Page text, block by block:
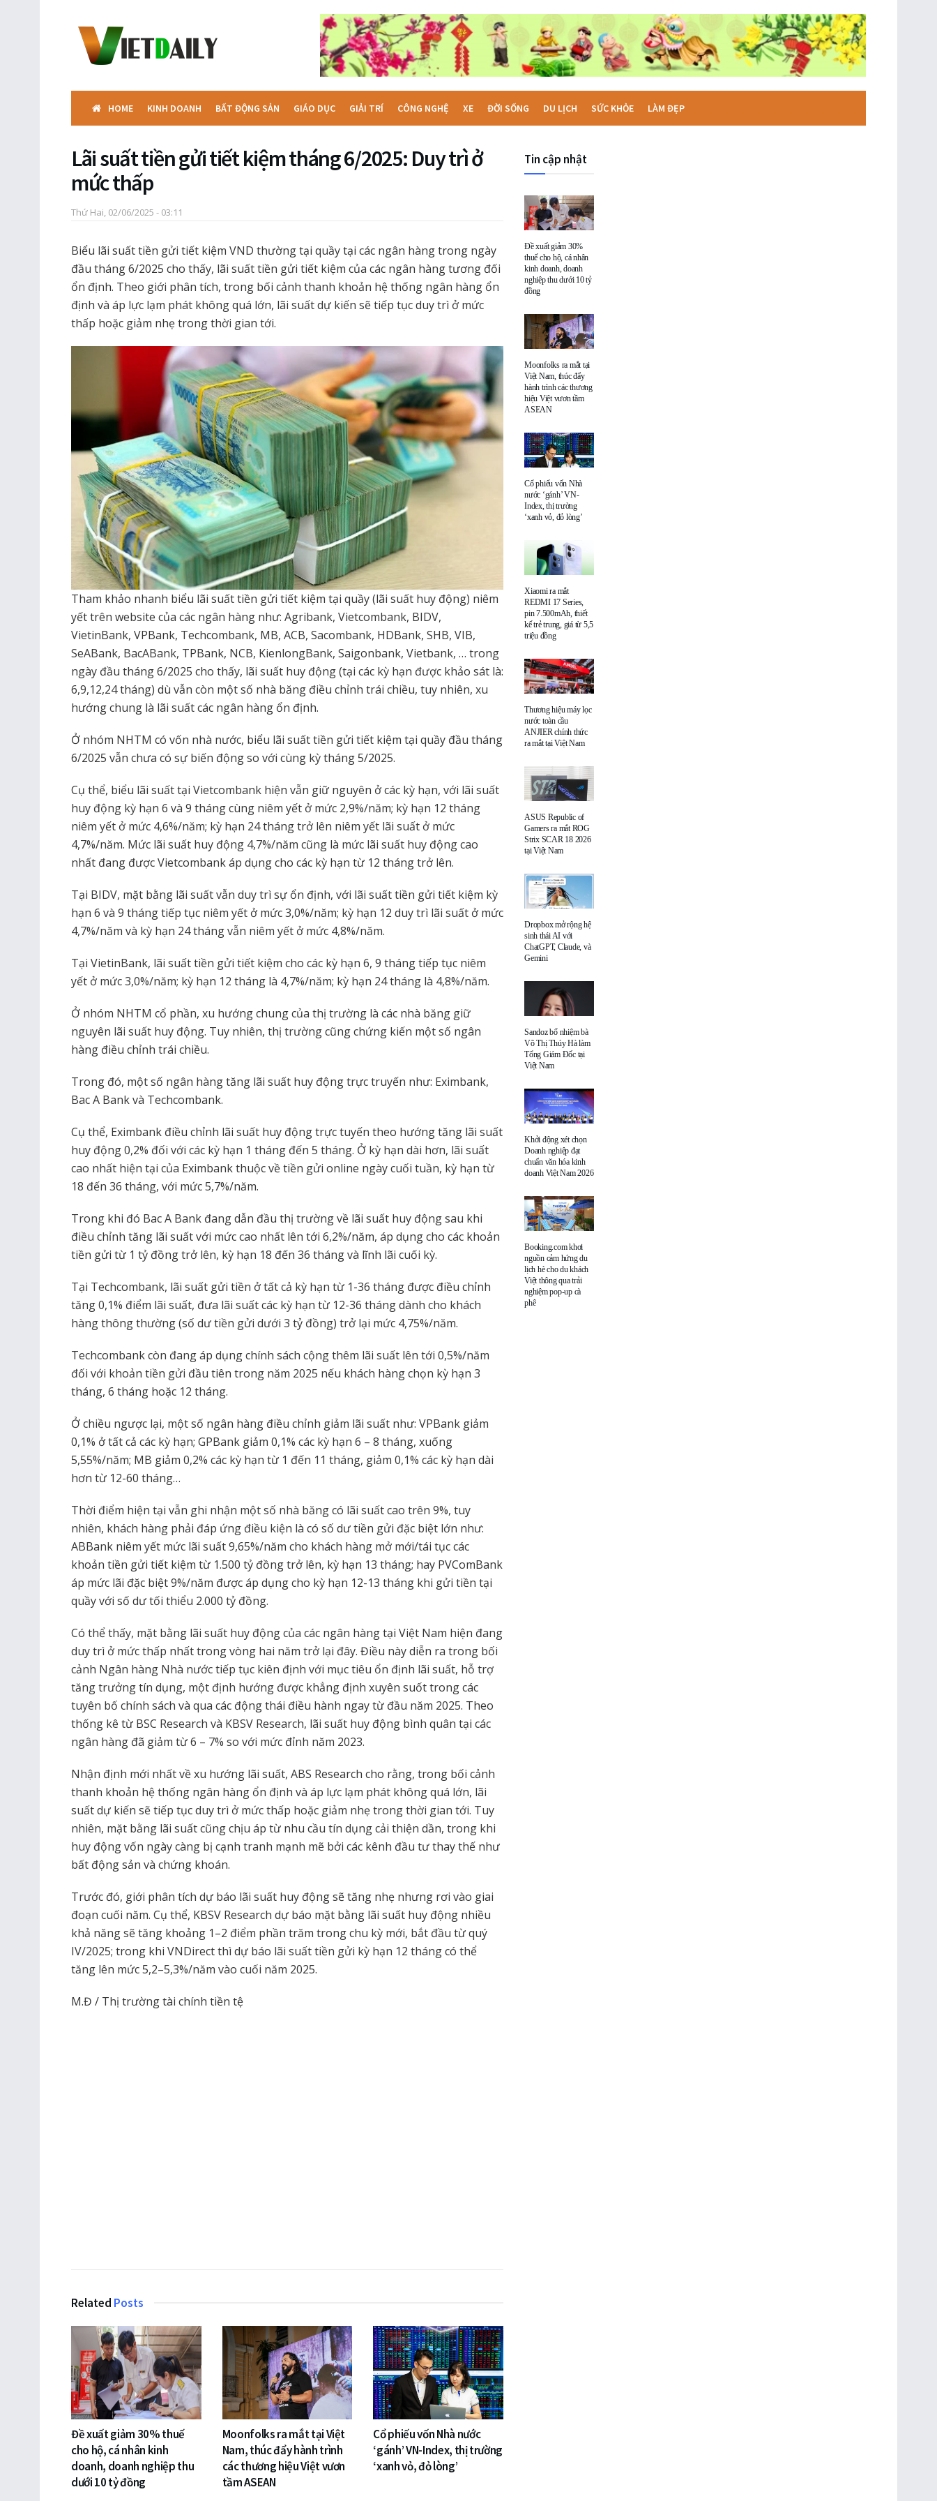
HOME KINH DOANH BẤT ĐỘNG SẢN GIÁO DỤC GIẢI TRÍ CÔNG NGHỆ XE ĐỜI SỐNG DU LỊCH SỨC KHỎE LÀM ĐẸP
Lãi suất tiền gửi tiết kiệm tháng 6/2025: Duy trì ở
mức thấp
Thứ Hai, 02/06/2025 - 03:11
Biểu lãi suất tiền gửi tiết kiệm VND thường tại quầy tại các ngân hàng trong ngày
đầu tháng 6/2025 cho thấy, lãi suất tiền gửi tiết kiệm của các ngân hàng tương đối
ổn định. Theo giới phân tích, trong bối cảnh thanh khoản hệ thống ngân hàng ổn
định và áp lực lạm phát không quá lớn, lãi suất dự kiến sẽ tiếp tục duy trì ở mức
thấp hoặc giảm nhẹ trong thời gian tới.
Tham khảo nhanh biểu lãi suất tiền gửi tiết kiệm tại quầy (lãi suất huy động) niêm
yết trên website của các ngân hàng như: Agribank, Vietcombank, BIDV,
VietinBank, VPBank, Techcombank, MB, ACB, Sacombank, HDBank, SHB, VIB,
SeABank, BacABank, TPBank, NCB, KienlongBank, Saigonbank, Vietbank, … trong
ngày đầu tháng 6/2025 cho thấy, lãi suất huy động (tại các kỳ hạn được khảo sát là:
6,9,12,24 tháng) dù vẫn còn một số nhà băng điều chỉnh trái chiều, tuy nhiên, xu
hướng chung là lãi suất các ngân hàng ổn định.
Ở nhóm NHTM có vốn nhà nước, biểu lãi suất tiền gửi tiết kiệm tại quầy đầu tháng
6/2025 vẫn chưa có sự biến động so với cùng kỳ tháng 5/2025.
Cụ thể, biểu lãi suất tại Vietcombank hiện vẫn giữ nguyên ở các kỳ hạn, với lãi suất
huy động kỳ hạn 6 và 9 tháng cùng niêm yết ở mức 2,9%/năm; kỳ hạn 12 tháng
niêm yết ở mức 4,6%/năm; kỳ hạn 24 tháng trở lên niêm yết lãi suất ở mức
4,7%/năm. Mức lãi suất huy động 4,7%/năm cũng là mức lãi suất huy động cao
nhất đang được Vietcombank áp dụng cho các kỳ hạn từ 12 tháng trở lên.
Tại BIDV, mặt bằng lãi suất vẫn duy trì sự ổn định, với lãi suất tiền gửi tiết kiệm kỳ
hạn 6 và 9 tháng tiếp tục niêm yết ở mức 3,0%/năm; kỳ hạn 12 duy trì lãi suất ở mức
4,7%/năm và kỳ hạn 24 tháng vẫn niêm yết ở mức 4,8%/năm.
Tại VietinBank, lãi suất tiền gửi tiết kiệm cho các kỳ hạn 6, 9 tháng tiếp tục niêm
yết ở mức 3,0%/năm; kỳ hạn 12 tháng là 4,7%/năm; kỳ hạn 24 tháng là 4,8%/năm.
Ở nhóm NHTM cổ phần, xu hướng chung của thị trường là các nhà băng giữ
nguyên lãi suất huy động. Tuy nhiên, thị trường cũng chứng kiến một số ngân
hàng điều chỉnh trái chiều.
Trong đó, một số ngân hàng tăng lãi suất huy động trực truyến như: Eximbank,
Bac A Bank và Techcombank.
Cụ thể, Eximbank điều chỉnh lãi suất huy động trực tuyến theo hướng tăng lãi suất
huy động 0,2% đối với các kỳ hạn 1 tháng đến 5 tháng. Ở kỳ hạn dài hơn, lãi suất
cao nhất hiện tại của Eximbank thuộc về tiền gửi online ngày cuối tuần, kỳ hạn từ
18 đến 36 tháng, với mức 5,7%/năm.
Trong khi đó Bac A Bank đang dẫn đầu thị trường về lãi suất huy động sau khi
điều chỉnh tăng lãi suất với mức cao nhất lên tới 6,2%/năm, áp dụng cho các khoản
tiền gửi từ 1 tỷ đồng trở lên, kỳ hạn 18 đến 36 tháng và lĩnh lãi cuối kỳ.
Tại Techcombank, lãi suất gửi tiền ở tất cả kỳ hạn từ 1-36 tháng được điều chỉnh
tăng 0,1% điểm lãi suất, đưa lãi suất các kỳ hạn từ 12-36 tháng dành cho khách
hàng thông thường (số dư tiền gửi dưới 3 tỷ đồng) trở lại mức 4,75%/năm.
Techcombank còn đang áp dụng chính sách cộng thêm lãi suất lên tới 0,5%/năm
đối với khoản tiền gửi đầu tiên trong năm 2025 nếu khách hàng chọn kỳ hạn 3
tháng, 6 tháng hoặc 12 tháng.
Ở chiều ngược lại, một số ngân hàng điều chỉnh giảm lãi suất như: VPBank giảm
0,1% ở tất cả các kỳ hạn; GPBank giảm 0,1% các kỳ hạn 6 – 8 tháng, xuống
5,55%/năm; MB giảm 0,2% các kỳ hạn từ 1 đến 11 tháng, giảm 0,1% các kỳ hạn dài
hơn từ 12-60 tháng…
Thời điểm hiện tại vẫn ghi nhận một số nhà băng có lãi suất cao trên 9%, tuy
nhiên, khách hàng phải đáp ứng điều kiện là có số dư tiền gửi đặc biệt lớn như:
ABBank niêm yết mức lãi suất 9,65%/năm cho khách hàng mở mới/tái tục các
khoản tiền gửi tiết kiệm từ 1.500 tỷ đồng trở lên, kỳ hạn 13 tháng; hay PVComBank
áp mức lãi đặc biệt 9%/năm được áp dụng cho kỳ hạn 12-13 tháng khi gửi tiền tại
quầy với số dư tối thiểu 2.000 tỷ đồng.
Có thể thấy, mặt bằng lãi suất huy động của các ngân hàng tại Việt Nam hiện đang
duy trì ở mức thấp nhất trong vòng hai năm trở lại đây. Điều này diễn ra trong bối
cảnh Ngân hàng Nhà nước tiếp tục kiên định với mục tiêu ổn định lãi suất, hỗ trợ
tăng trưởng tín dụng, một định hướng được khẳng định xuyên suốt trong các
tuyên bố chính sách và qua các động thái điều hành ngay từ đầu năm 2025. Theo
thống kê từ BSC Research và KBSV Research, lãi suất huy động bình quân tại các
ngân hàng đã giảm từ 6 – 7% so với mức đỉnh năm 2023.
Nhận định mới nhất về xu hướng lãi suất, ABS Research cho rằng, trong bối cảnh
thanh khoản hệ thống ngân hàng ổn định và áp lực lạm phát không quá lớn, lãi
suất dự kiến sẽ tiếp tục duy trì ở mức thấp hoặc giảm nhẹ trong thời gian tới. Tuy
nhiên, mặt bằng lãi suất cũng chịu áp từ nhu cầu tín dụng cải thiện dần, trong khi
huy động vốn ngày càng bị cạnh tranh mạnh mẽ bởi các kênh đầu tư thay thế như
bất động sản và chứng khoán.
Trước đó, giới phân tích dự báo lãi suất huy động sẽ tăng nhẹ nhưng rơi vào giai
đoạn cuối năm. Cụ thể, KBSV Research dự báo mặt bằng lãi suất huy động nhiều
khả năng sẽ tăng khoảng 1–2 điểm phần trăm trong chu kỳ mới, bắt đầu từ quý
IV/2025; trong khi VNDirect thì dự báo lãi suất tiền gửi kỳ hạn 12 tháng có thể
tăng lên mức 5,2–5,3%/năm vào cuối năm 2025.
M.Đ / Thị trường tài chính tiền tệ
Related Posts
Đề xuất giảm 30% thuế
cho hộ, cá nhân kinh
doanh, doanh nghiệp thu
dưới 10 tỷ đồng
Moonfolks ra mắt tại Việt
Nam, thúc đẩy hành trình
các thương hiệu Việt vươn
tầm ASEAN
Cổ phiếu vốn Nhà nước
‘gánh’ VN-Index, thị trường
‘xanh vỏ, đỏ lòng’
Tin cập nhật
Đề xuất giảm 30%
thuế cho hộ, cá nhân
kinh doanh, doanh
nghiệp thu dưới 10 tỷ
đồng
Moonfolks ra mắt tại
Việt Nam, thúc đẩy
hành trình các thương
hiệu Việt vươn tầm
ASEAN
Cổ phiếu vốn Nhà
nước ‘gánh’ VN-
Index, thị trường
‘xanh vỏ, đỏ lòng’
Xiaomi ra mắt
REDMI 17 Series,
pin 7.500mAh, thiết
kế trẻ trung, giá từ 5,5
triệu đồng
Thương hiệu máy lọc
nước toàn cầu
ANJIER chính thức
ra mắt tại Việt Nam
ASUS Republic of
Gamers ra mắt ROG
Strix SCAR 18 2026
tại Việt Nam
Dropbox mở rộng hệ
sinh thái AI với
ChatGPT, Claude, và
Gemini
Sandoz bổ nhiệm bà
Võ Thị Thúy Hà làm
Tổng Giám Đốc tại
Việt Nam
Khởi động xét chọn
Doanh nghiệp đạt
chuẩn văn hóa kinh
doanh Việt Nam 2026
Booking.com khơi
nguồn cảm hứng du
lịch hè cho du khách
Việt thông qua trải
nghiệm pop-up cà
phê